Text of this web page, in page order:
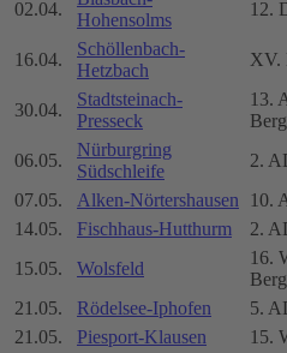
02.04.
Hohensolms
12.
16.04.
Schöllenbach-
Hetzbach
XV.
30.04.
Stadtsteinach-
Presseck
13.
06.05.
Nürburgring
Südschleife
2.
07.05.
Alken-Nörtershausen
10.
14.05.
Fischhaus-Hutthurm
2.
15.05.
Wolsfeld
16.
21.05.
Rödelsee-Iphofen
5.
21.05.
Piesport-Klausen
15.